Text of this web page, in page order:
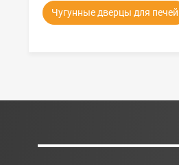
Чугунные дверцы для печей